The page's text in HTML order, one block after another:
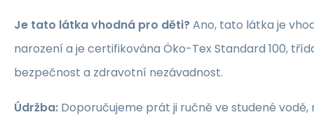
Je tato látka vhodná pro děti?Ano, tato látka je
narození a je certifikována Öko-Tex Standard 100,
bezpečnost a zdravotní nezávadnost.
Údržba: Doporučujeme prát ji ručně ve studené